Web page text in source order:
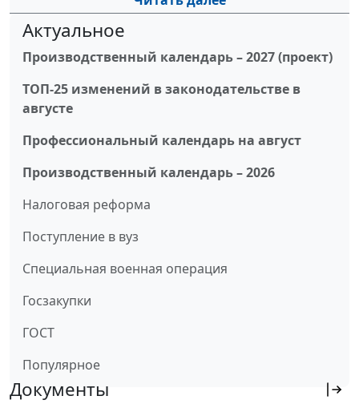
Актуальное
Производственный календарь – 2027 (проект)
ТОП-25 изменений в законодательстве в
августе
Профессиональный календарь на август
Производственный календарь – 2026
Налоговая реформа
Поступление в вуз
Специальная военная операция
Госзакупки
ГОСТ
Популярное
Документы